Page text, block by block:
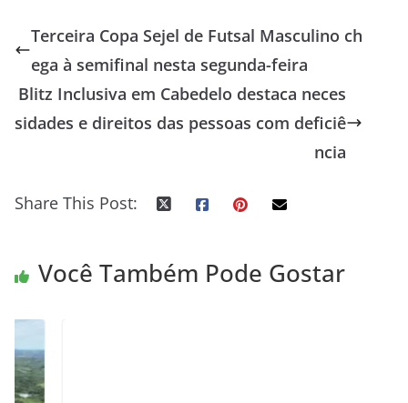
Terceira Copa Sejel de Futsal Masculino ch
ega à semifinal nesta segunda-feira
Blitz Inclusiva em Cabedelo destaca neces
sidades e direitos das pessoas com deficiê
ncia
Share This Post:
Você Também Pode Gostar